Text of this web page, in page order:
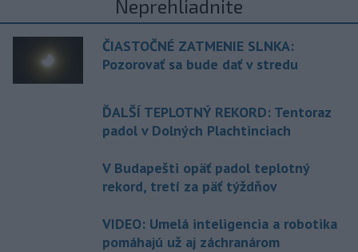
Neprehliadnite
ČIASTOČNÉ ZATMENIE SLNKA:
Pozorovať sa bude dať v stredu
ĎALŠÍ TEPLOTNÝ REKORD: Tentoraz
padol v Dolných Plachtinciach
V Budapešti opäť padol teplotný
rekord, tretí za päť týždňov
VIDEO: Umelá inteligencia a robotika
pomáhajú už aj záchranárom